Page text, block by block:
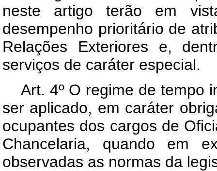
neste artigo terão em
desempenho prioritário de
Relações Exteriores e,
serviços de caráter especial.
Art. 4º O regime de tempo
ser aplicado, em caráter
ocupantes dos cargos de
Chancelaria, quando em
observadas as normas da